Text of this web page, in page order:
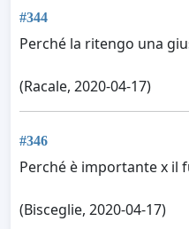
#344
Perché la ritengo una
(Racale, 2020-04-17)
#346
Perché è importante x il
(Bisceglie, 2020-04-17)